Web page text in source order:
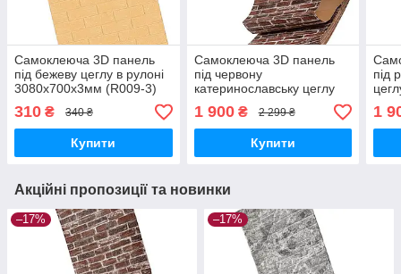
Самоклеюча 3D панель
під бежеву цеглу в рулоні
3080x700x3мм (R009-3)
SW-00001394
310 ₴ 340 ₴
Купити
Самоклеюча 3D панель
під червону
катеринославську цеглу
19600x700x3мм SW-
00001333
1 900₴ 2 299 ₴
Купити
під
1
Акційні пропозиції та новинки
–17% –17%